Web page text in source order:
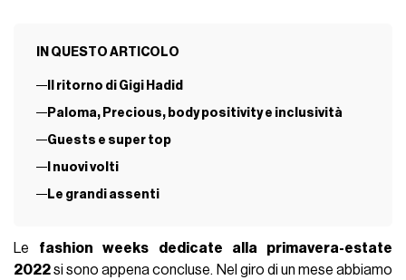
IN QUESTO ARTICOLO
Il ritorno di Gigi Hadid
Paloma, Precious, body positivity e inclusività
Guests e super top
I nuovi volti
Le grandi assenti
Le fashion weeks dedicate alla primavera-estate
2022si sono appena concluse. Nel giro di un mese abbiamo